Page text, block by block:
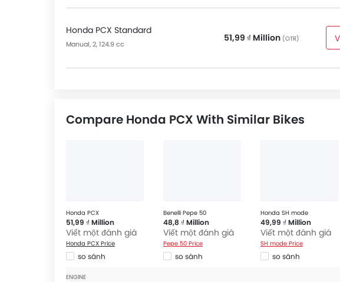
Honda PCX Standard
Manual, 2, 124.9 cc
51,99 ₫ Million (OTR)
Compare Honda PCX With Similar Bikes
Honda PCX
51,99 ₫ Million
Viết một đánh giá
Honda PCX Price
so sánh
Benelli Pepe 50
48,8 ₫ Million
Viết một đánh giá
Pepe 50 Price
so sánh
Honda SH mode
49,99 ₫ Million
Viết một đánh giá
SH mode Price
so sánh
ENGINE